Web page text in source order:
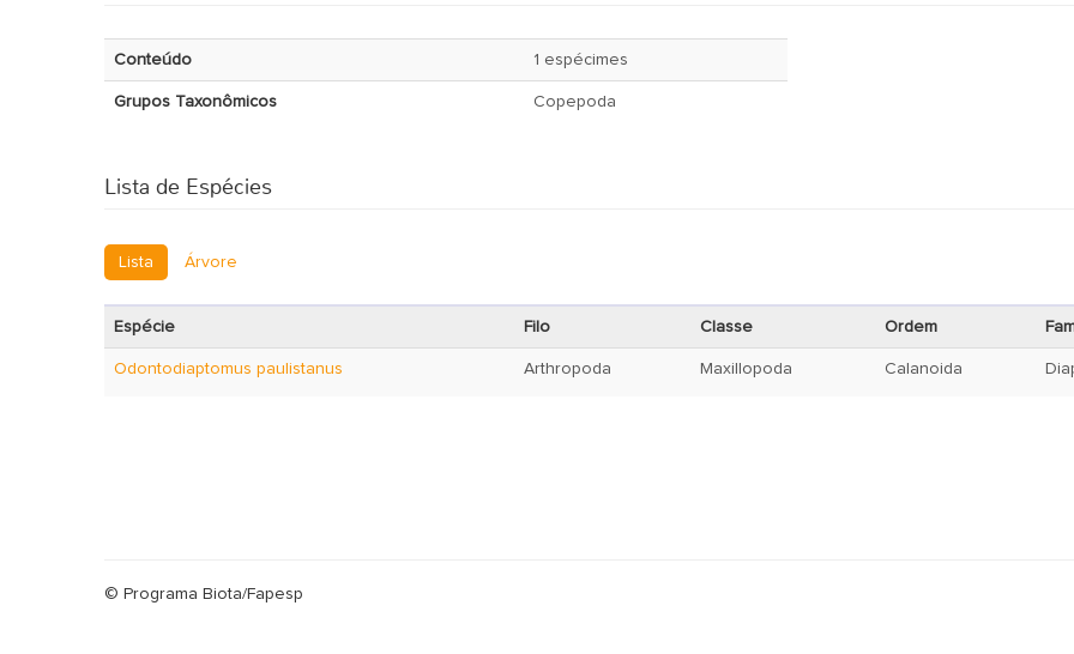
Conteúdo 1 espécimes
Grupos Taxonômicos Copepoda
Lista de Espécies
Lista Árvore
Espécie Filo Classe Ordem
Odontodiaptomus paulistanus Arthropoda Maxillopoda Calanoida
© Programa Biota/Fapesp